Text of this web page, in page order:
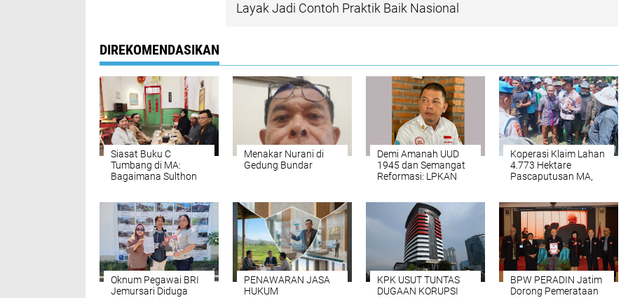
Layak Jadi Contoh Praktik Baik Nasional
DIREKOMENDASIKAN
Siasat Buku C
Tumbang di MA:
Bagaimana Sulthon
di Panti, Jember
Menakar Nurani di
Gedung Bundar
Demi Amanah UUD
1945 dan Semangat
Reformasi: LPKAN
Komando Presiden
Koperasi Klaim Lahan
4.773 Hektare
Pascaputusan MA,
Oknum Pegawai BRI
Jemursari Diduga
PENAWARAN JASA
HUKUM
KPK USUT TUNTAS
DUGAAN KORUPSI
BPW PERADIN Jatim
Dorong Pemerataan